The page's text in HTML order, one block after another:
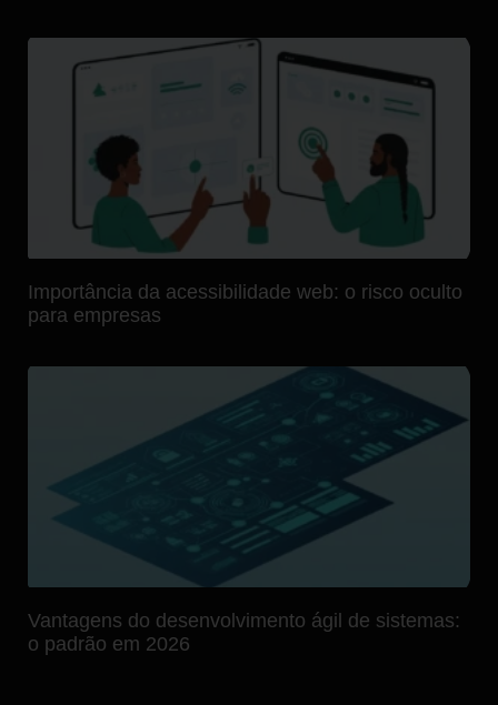
Importância da acessibilidade web: o risco oculto
para empresas
Vantagens do desenvolvimento ágil de sistemas:
o padrão em 2026